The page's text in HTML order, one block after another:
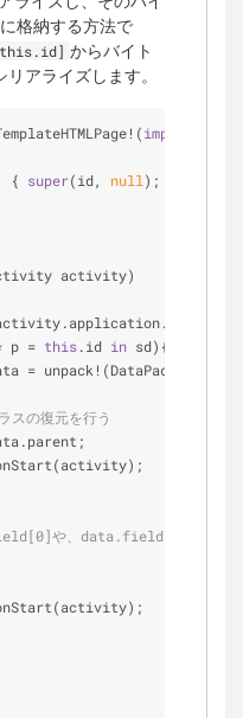
に格納する方法で
からバイト
アライズします。
import
{ super(id, null ); }
activity)
p = this.id in sd){
= unpack!(DataPack!(
の復元を行う
や、data.field[1]から復